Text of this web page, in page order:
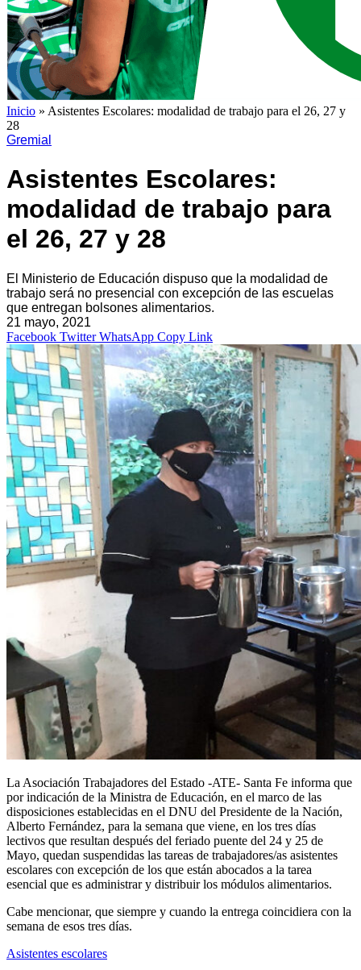
Inicio » Asistentes Escolares: modalidad de trabajo para el 26, 27 y
28
Gremial
Asistentes Escolares:
modalidad de trabajo para
el 26, 27 y 28
El Ministerio de Educación dispuso que la modalidad de
trabajo será no presencial con excepción de las escuelas
que entregan bolsones alimentarios.
21 mayo, 2021
Facebook Twitter WhatsApp Copy Link
La Asociación Trabajadores del Estado -ATE- Santa Fe informa que
por indicación de la Ministra de Educación, en el marco de las
disposiciones establecidas en el DNU del Presidente de la Nación,
Alberto Fernández, para la semana que viene, en los tres días
lectivos que resultan después del feriado puente del 24 y 25 de
Mayo, quedan suspendidas las tareas de trabajadores/as asistentes
escolares con excepción de los que están abocados a la tarea
esencial que es administrar y distribuir los módulos alimentarios.
Cabe mencionar, que siempre y cuando la entrega coincidiera con la
semana de esos tres días.
Asistentes escolares